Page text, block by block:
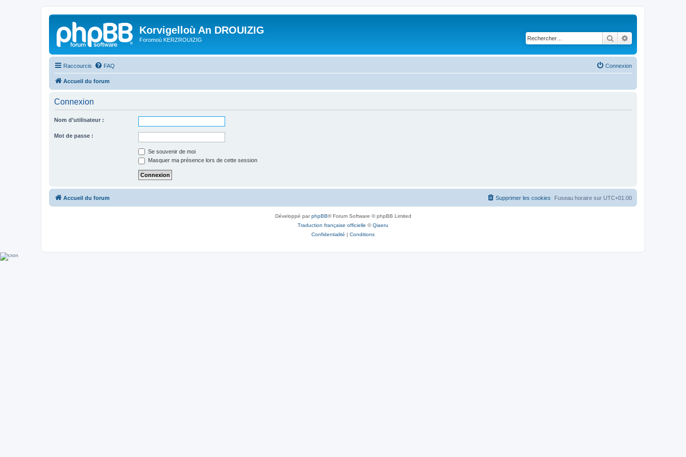
Korvigelloù An DROUIZIG
Foromoù KERZROUIZIG Rechercher
Raccourcis FAQ Connexion
Accueil du forum
Connexion
Nom d’utilisateur :
Mot de passe :
Se souvenir de moi
Masquer ma présence lors de cette session
Accueil du forum Fuseau horaire sur UTC+01:00
Supprimer les cookies
Développé parphpBB® Forum Software © phpBB Limited
Traduction française officielle ©Qiaeru
Confidentialité | Conditions